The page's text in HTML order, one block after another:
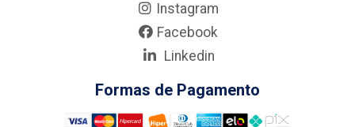
Instagram
Facebook
Linkedin
Formas de Pagamento